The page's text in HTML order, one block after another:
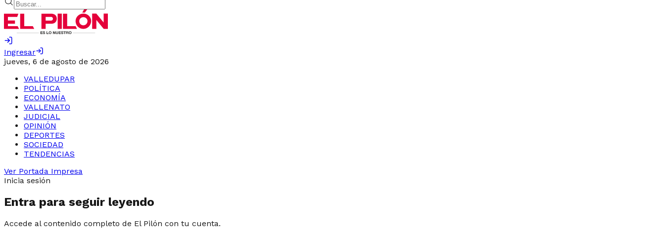
Ingresar
jueves, 6 de agosto de 2026
VALLEDUPAR
POLÍTICA
ECONOMÍA
VALLENATO
JUDICIAL
OPINIÓN
DEPORTES
SOCIEDAD
TENDENCIAS
Ver Portada Impresa
Inicia sesión
Entra para seguir leyendo
Accede al contenido completo de El Pilón con tu cuenta.